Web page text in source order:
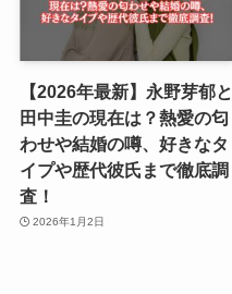
【2026年最新】永野芽郁と
田中圭の現在は？熱愛の匂
わせや結婚の噂、好きなタ
イプや歴代彼氏まで徹底調
査！
2026年1月2日